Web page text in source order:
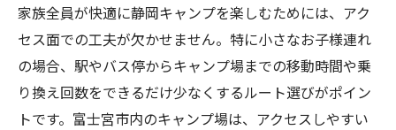
家族全員が快適に静岡キャンプを楽しむためには、アク
セス面での工夫が欠かせません。特に小さなお子様連れ
の場合、駅やバス停からキャンプ場までの移動時間や乗
り換え回数をできるだけ少なくするルート選びがポイン
トです。富士宮市内のキャンプ場は、アクセスしやすい